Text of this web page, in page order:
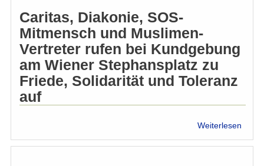
Caritas, Diakonie, SOS-
Mitmensch und Muslimen-
Vertreter rufen bei Kundgebung
am Wiener Stephansplatz zu
Friede, Solidarität und Toleranz
auf
Weiterlesen